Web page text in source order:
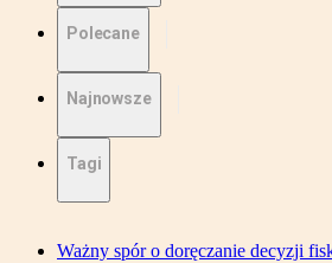
Polecane
Najnowsze
Tagi
Ważny spór o doręczanie decyzji